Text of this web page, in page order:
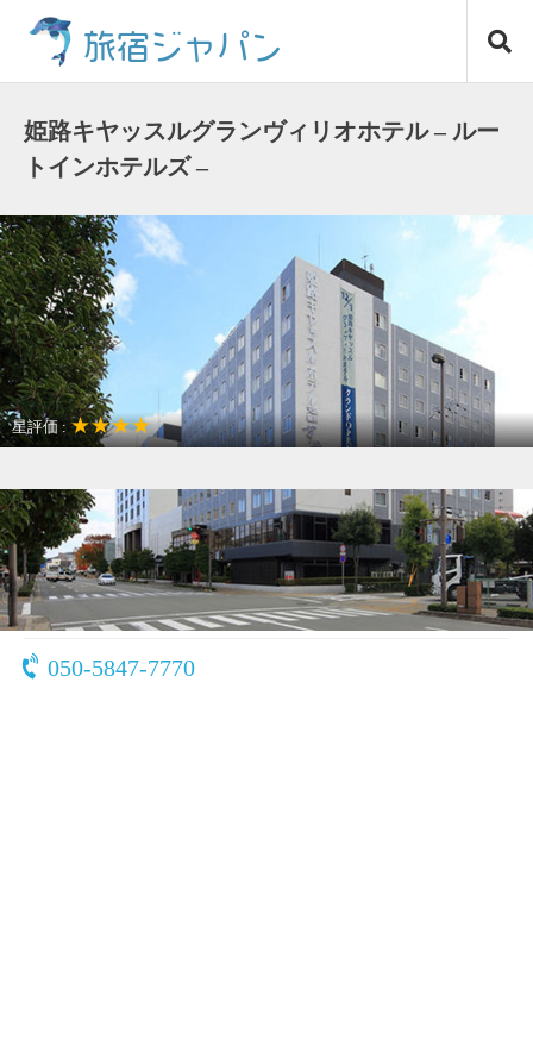
キ
ッ
プ
旅宿ジャパン
姫路キヤッスルグランヴィリオホテル – ルー
トインホテルズ –
星評価 : ★★★★
観光名所が近い
〒670-0940
兵庫県 姫路市三佐衛門堀西の町210
050-5847-7770